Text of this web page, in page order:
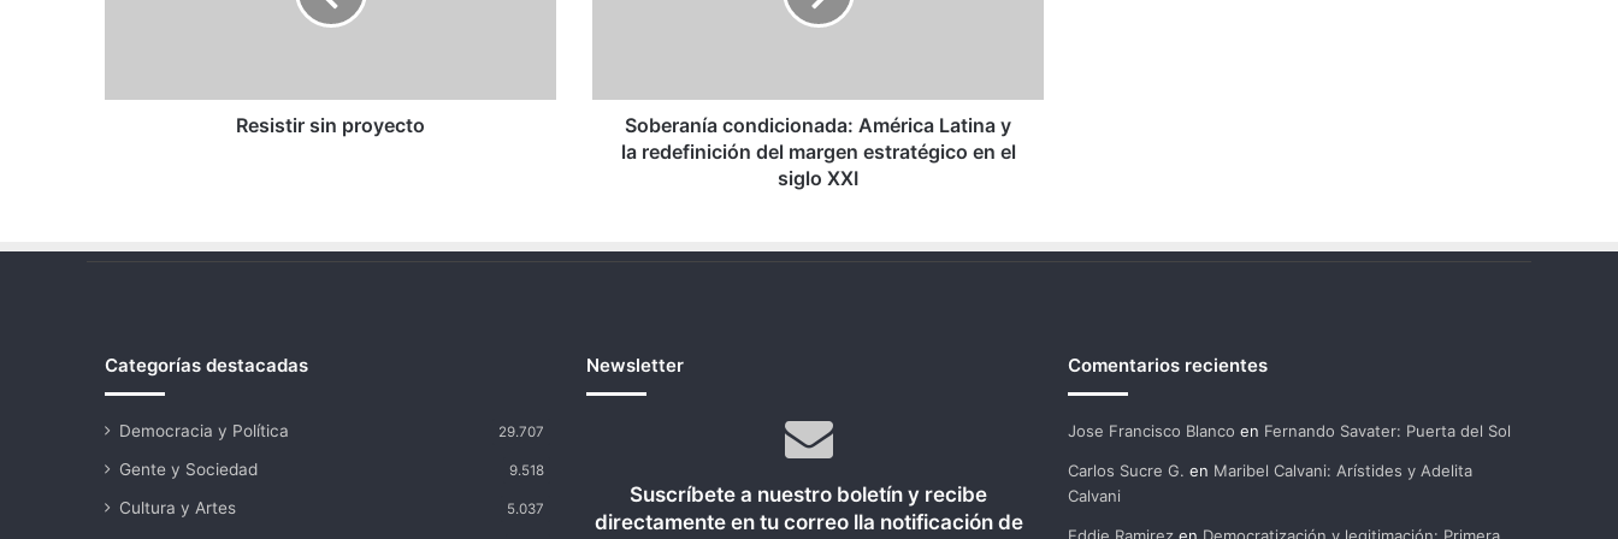
Resistir sin proyecto
margen
estratégico
Soberanía condicionada: América Latina y
la redefinición del margen estratégico en el
siglo XXI
Categorías destacadas
Democracia y Política 29.707
Gente y Sociedad 9.518
Cultura y Artes 5.037
Newsletter
Suscríbete a nuestro boletín y recibe
directamente en tu correo lla notificación de
Comentarios recientes
Jose Francisco Blanco en Fernando Savater: Puerta del Sol
Carlos Sucre G. en Maribel Calvani: Arístides y Adelita
Calvani